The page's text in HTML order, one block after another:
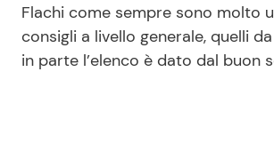
Privacy Policy
Flachi come sempre sono molto
consigli a livello generale, quelli
in parte l’elenco è dato dal buon